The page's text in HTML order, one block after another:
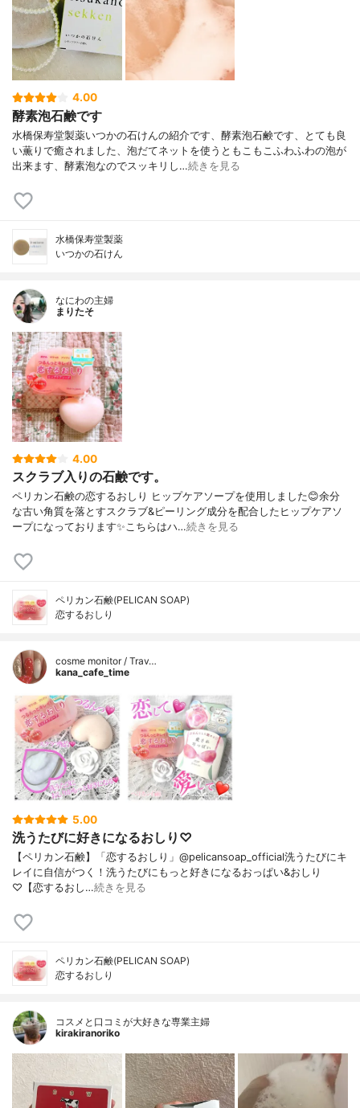
4.00
酵素泡石鹸です
水橋保寿堂製薬いつかの石けんの紹介です、酵素泡石鹸です、とても良
い薫りで癒されました、泡だてネットを使うともこもこふわふわの泡が
出来ます、酵素泡なのでスッキリし…続きを見る
水橋保寿堂製薬
いつかの石けん
なにわの主婦
まりたそ
4.00
スクラブ入りの石鹸です。
ペリカン石鹸の恋するおしり ヒップケアソープを使用しました😊余分
な古い角質を落とすスクラブ&ピーリング成分を配合したヒップケアソ
ープになっております✨こちらはハ…続きを見る
ペリカン石鹸(PELICAN SOAP)
恋するおしり
cosme monitor / Trav…
kana_cafe_time
5.00
洗うたびに好きになるおしり♡
【ペリカン石鹸】「恋するおしり」@pelicansoap_official洗うたびにキ
レイに自信がつく！洗うたびにもっと好きになるおっぱい&おしり
♡【恋するおし…続きを見る
ペリカン石鹸(PELICAN SOAP)
恋するおしり
コスメと口コミが大好きな専業主婦
kirakiranoriko